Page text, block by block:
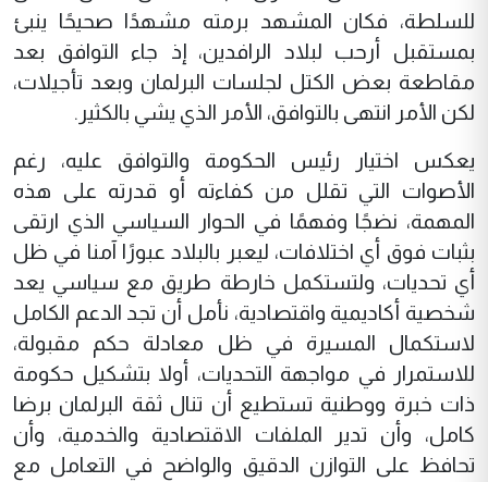
للسلطة، فكان المشهد برمته مشهدًا صحيحًا ينبئ
بمستقبل أرحب لبلاد الرافدين، إذ جاء التوافق بعد
مقاطعة بعض الكتل لجلسات البرلمان وبعد تأجيلات،
لكن الأمر انتهى بالتوافق، الأمر الذي يشي بالكثير.
يعكس اختيار رئيس الحكومة والتوافق عليه، رغم
الأصوات التي تقلل من كفاءته أو قدرته على هذه
المهمة، نضجًا وفهمًا في الحوار السياسي الذي ارتقى
بثبات فوق أي اختلافات، ليعبر بالبلاد عبورًا آمنا في ظل
أي تحديات، ولتستكمل خارطة طريق مع سياسي يعد
شخصية أكاديمية واقتصادية، نأمل أن تجد الدعم الكامل
لاستكمال المسيرة في ظل معادلة حكم مقبولة،
للاستمرار في مواجهة التحديات، أولا بتشكيل حكومة
ذات خبرة ووطنية تستطيع أن تنال ثقة البرلمان برضا
كامل، وأن تدير الملفات الاقتصادية والخدمية، وأن
تحافظ على التوازن الدقيق والواضح في التعامل مع